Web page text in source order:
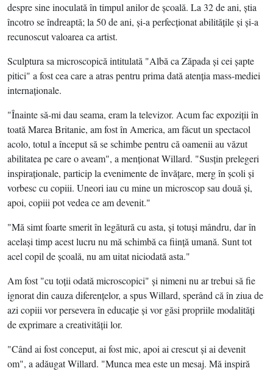
despre sine inoculată în timpul anilor de şcoală. La 32 de ani, ştia
încotro se îndreaptă; la 50 de ani, şi-a perfecţionat abilităţile şi şi-a
recunoscut valoarea ca artist.
Sculptura sa microscopică intitulată "Albă ca Zăpada şi cei şapte
pitici" a fost cea care a atras pentru prima dată atenţia mass-mediei
internaţionale.
"Înainte să-mi dau seama, eram la televizor. Acum fac expoziţii în
toată Marea Britanie, am fost în America, am făcut un spectacol
acolo, totul a început să se schimbe pentru că oamenii au văzut
abilitatea pe care o aveam", a menţionat Willard. "Susţin prelegeri
inspiraţionale, particip la evenimente de învăţare, merg în şcoli şi
vorbesc cu copiii. Uneori iau cu mine un microscop sau două şi,
apoi, copiii pot vedea ce am devenit."
"Mă simt foarte smerit în legătură cu asta, şi totuşi mândru, dar în
acelaşi timp acest lucru nu mă schimbă ca fiinţă umană. Sunt tot
acel copil de şcoală, nu am uitat niciodată asta."
Am fost "cu toţii odată microscopici" şi nimeni nu ar trebui să fie
ignorat din cauza diferenţelor, a spus Willard, sperând că în ziua de
azi copiii vor persevera în educaţie şi vor găsi propriile modalităţi
de exprimare a creativităţii lor.
"Când ai fost conceput, ai fost mic, apoi ai crescut şi ai devenit
om", a adăugat Willard. "Munca mea este un mesaj. Mă inspiră